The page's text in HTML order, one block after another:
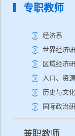
专职教师
经济系
世界经济
区域经济
人口、资
历史与文
国际政治
兼职教师